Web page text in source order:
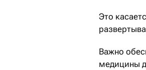
Это
Важно
медицины